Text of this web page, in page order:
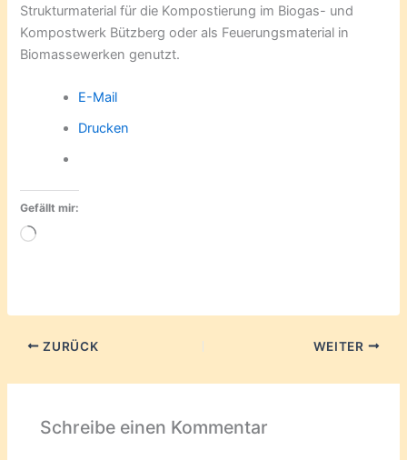
Strukturmaterial für die Kompostierung im Biogas- und
Kompostwerk Bützberg oder als Feuerungsmaterial in
Biomassewerken genutzt.
E-Mail
Drucken
Gefällt mir:
Wird
ZURÜCK WEITER
Schreibe einen Kommentar